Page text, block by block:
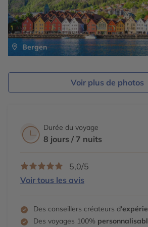
Bergen
Voir plus de photos
Durée du voyage
8 jours / 7 nuits
5,0/5
Voir tous les avis
Des conseillers créateurs d'
Des voyages 100%